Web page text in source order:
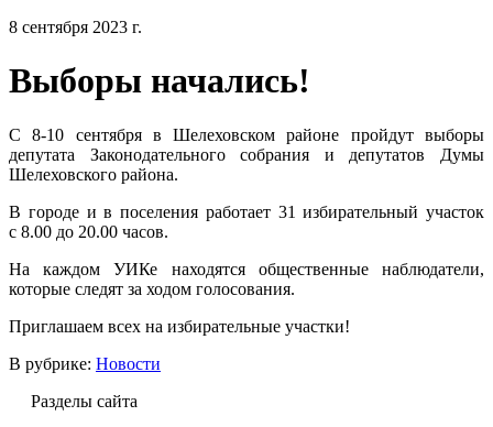
8 сентября 2023 г.
Выборы начались!
С 8-10 сентября в Шелеховском районе пройдут выборы
депутата Законодательного собрания и депутатов Думы
Шелеховского района.
В городе и в поселения работает 31 избирательный участок
с 8.00 до 20.00 часов.
На каждом УИКе находятся общественные наблюдатели,
которые следят за ходом голосования.
Приглашаем всех на избирательные участки!
В рубрике: Новости
Разделы сайта